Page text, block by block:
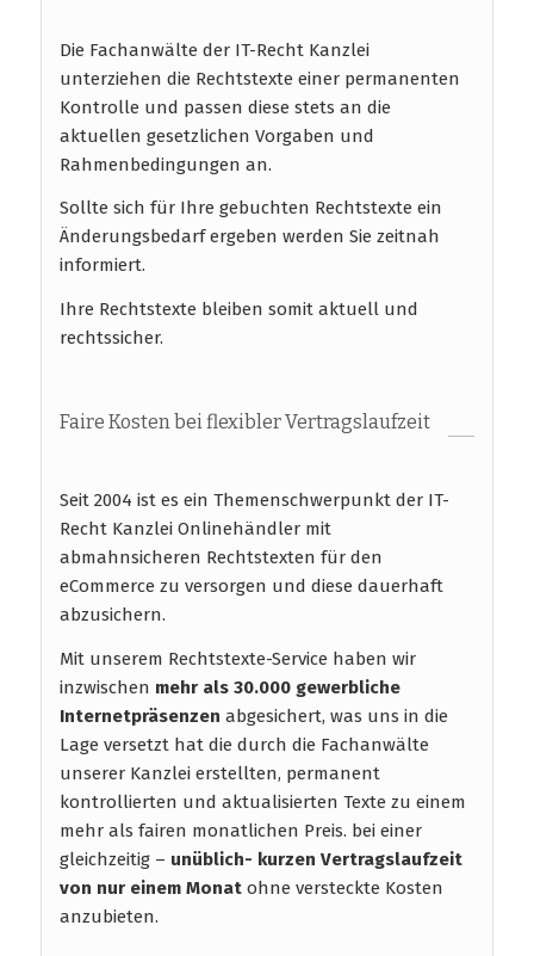
Die Fachanwälte der IT-Recht Kanzlei
unterziehen die Rechtstexte einer permanenten
Kontrolle und passen diese stets an die
aktuellen gesetzlichen Vorgaben und
Rahmenbedingungen an.
Sollte sich für Ihre gebuchten Rechtstexte ein
Änderungsbedarf ergeben werden Sie zeitnah
informiert.
Ihre Rechtstexte bleiben somit aktuell und
rechtssicher.
Faire Kosten bei flexibler Vertragslaufzeit
Seit 2004 ist es ein Themenschwerpunkt der IT-
Recht Kanzlei Onlinehändler mit
abmahnsicheren Rechtstexten für den
eCommerce zu versorgen und diese dauerhaft
abzusichern.
Mit unserem Rechtstexte-Service haben wir
inzwischen mehr als 30.000 gewerbliche
Internetpräsenzen abgesichert, was uns in die
Lage versetzt hat die durch die Fachanwälte
unserer Kanzlei erstellten, permanent
kontrollierten und aktualisierten Texte zu einem
mehr als fairen monatlichen Preis. bei einer
gleichzeitig – unüblich- kurzen Vertragslaufzeit
von nur einem Monat ohne versteckte Kosten
anzubieten.